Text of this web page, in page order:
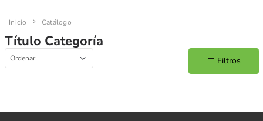
Inicio Catálogo
Título Categoría
Filtros